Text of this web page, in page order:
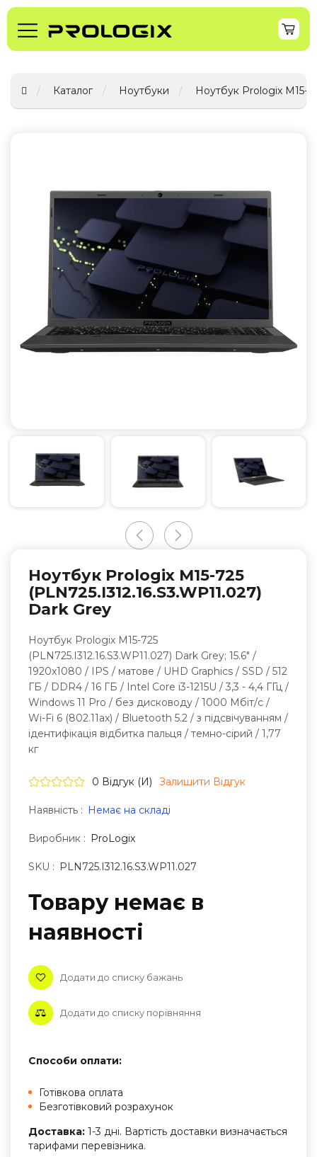
Каталог Ноутбуки Ноутбук Prologix M15-
Ноутбук Prologix M15-725
(PLN725.I312.16.S3.WP11.027)
Dark Grey
Ноутбук Prologix M15-725
(PLN725.I312.16.S3.WP11.027) Dark Grey; 15.6" /
1920x1080 / IPS / матове / UHD Graphics / SSD / 512
ГБ / DDR4 / 16 ГБ / Intel Core i3-1215U / 3,3 - 4,4 ГГц /
Windows 11 Pro / без дисководу / 1000 Мбіт/с /
Wi-Fi 6 (802.11ax) / Bluetooth 5.2 / з підсвічуванням /
ідентифікація відбитка пальця / темно-сірий / 1,77
кг
0 Відгук (и) Залишити Вiдгук
Наявність : Немає на складі
Виробник : ProLogix
SKU : PLN725.I312.16.S3.WP11.027
Товару немає в
наявностi
Додати до списку бажань
Додати до списку порівняння
Способи оплати:
Готівкова оплата
Безготівковий розрахунок
Доставка: 1-3 дні. Вартість доставки визначається
тарифами перевізника.